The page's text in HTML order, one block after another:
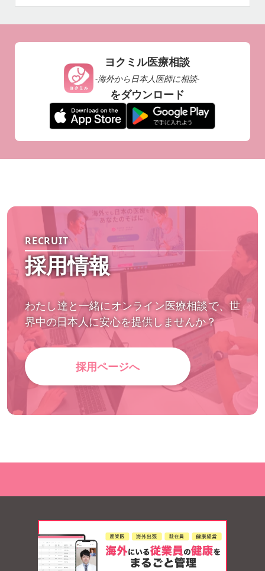
ヨクミル医療相談
-海外から日本人医師に相談-
をダウンロード
RECRUIT
採用情報
わたし達と一緒にオンライン医療相談で、世
界中の日本人に安心を提供しませんか？
採用ページへ